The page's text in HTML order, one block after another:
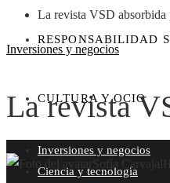
RESPONSABILIDAD
CULTURA Y OCIO
Inversiones y negocios
Ciencia y tecnología
La revista VSD
Inversiones y negocios
La revista
Sofía Carvajal